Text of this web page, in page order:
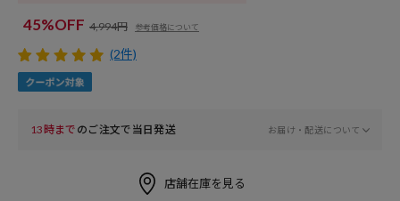
45%OFF 4,994円 参考価格について
(2件)
13時まで のご注文で当日発送 お届け・配送について
店舗在庫を見る